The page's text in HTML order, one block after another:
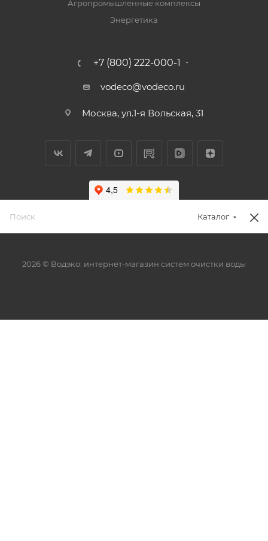
Агропромышленные комплексы
Энергетика
+7 (800) 222-000-1
vodeco@vodeco.ru
Москва, ул.1-я Вольская, 31
2026 © Водэко: интернет-магазин систем очистки воды
Каталог